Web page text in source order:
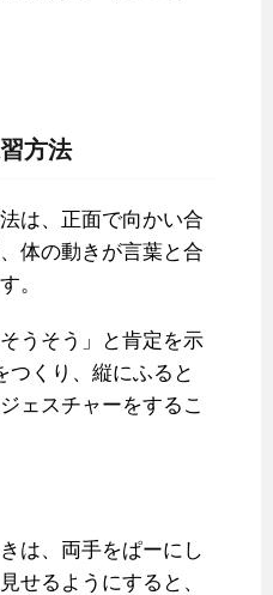
方法
は、正面で向かい合
体の動きが言葉と合
。
うそう」と肯定を示
つくり、縦にふると
ェスチャーをするこ
は、両手をぱーにし
せるようにすると、